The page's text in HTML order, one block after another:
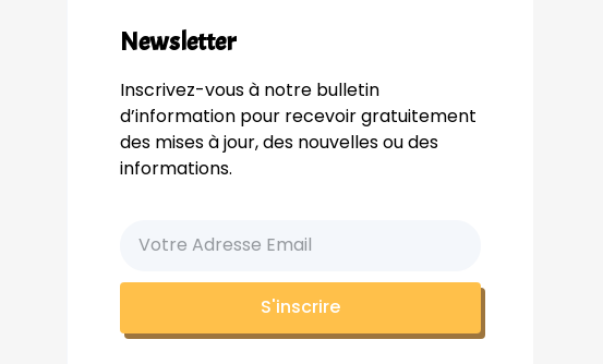
Newsletter
Inscrivez-vous à notre bulletin
d’information pour recevoir gratuitement
des mises à jour, des nouvelles ou des
informations.
S'inscrire